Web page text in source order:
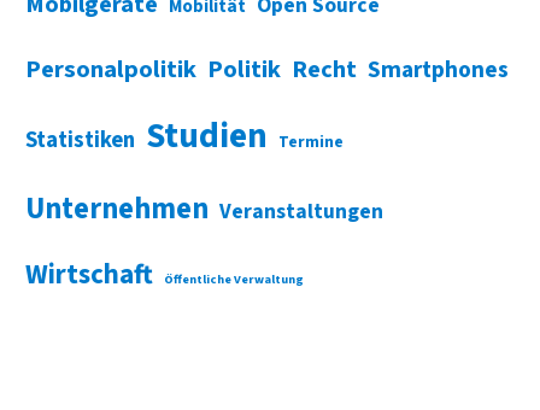
Mobilität
Personalpolitik Politik Recht Smartphones
Statistiken Studien Termine
Unternehmen Veranstaltungen
Wirtschaft Öffentliche Verwaltung